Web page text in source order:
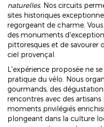
naturelles. Nos circuits
sites historiques
regorgeant de charme.
des monuments
pittoresques et de savourer
ciel provençal.
L'expérience proposée ne
pratique du vélo. Nous
gourmands, des
rencontres avec des
moments privilégiés
plongeant dans la culture